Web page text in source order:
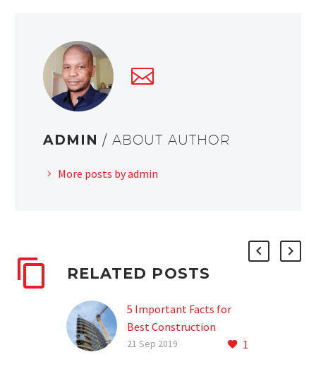
ADMIN / ABOUT AUTHOR
More posts by admin
RELATED POSTS
5 Important Facts for
Best Construction
(Demo)
1
21 Sep 2019